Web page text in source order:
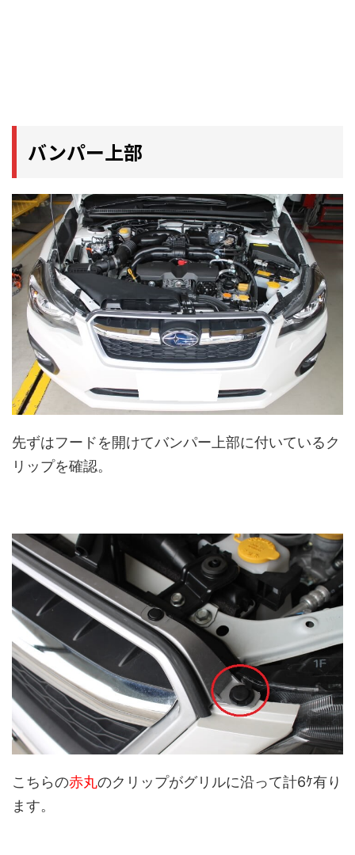
バンパー上部
先ずはフードを開けてバンパー上部に付いているク
リップを確認。
こちらの赤丸のクリップがグリルに沿って計6ｹ有り
ます。